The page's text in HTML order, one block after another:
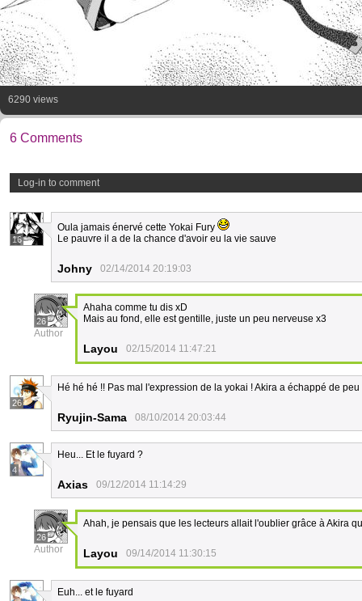
6290 views
6 Comments
Log-in to comment
16
Oula jamais énervé cette Yokai Fury
Le pauvre il a de la chance d'avoir eu la vie sauve
Johny 02/14/2014 20:19:03
26
Author
Ahaha comme tu dis xD
Mais au fond, elle est gentille, juste un peu nerveuse x3
Layou 02/15/2014 11:47:21
26
Hé hé hé !! Pas mal l'expression de la yokai ! Akira a échappé de peu
Ryujin-Sama 08/10/2014 20:03:44
4
Heu... Et le fuyard ?
Axias 09/12/2014 11:14:29
26
Author
Ahah, je pensais que les lecteurs allait l'oublier grâce à Akira
Layou 09/14/2014 11:30:15
Euh... et le fuyard